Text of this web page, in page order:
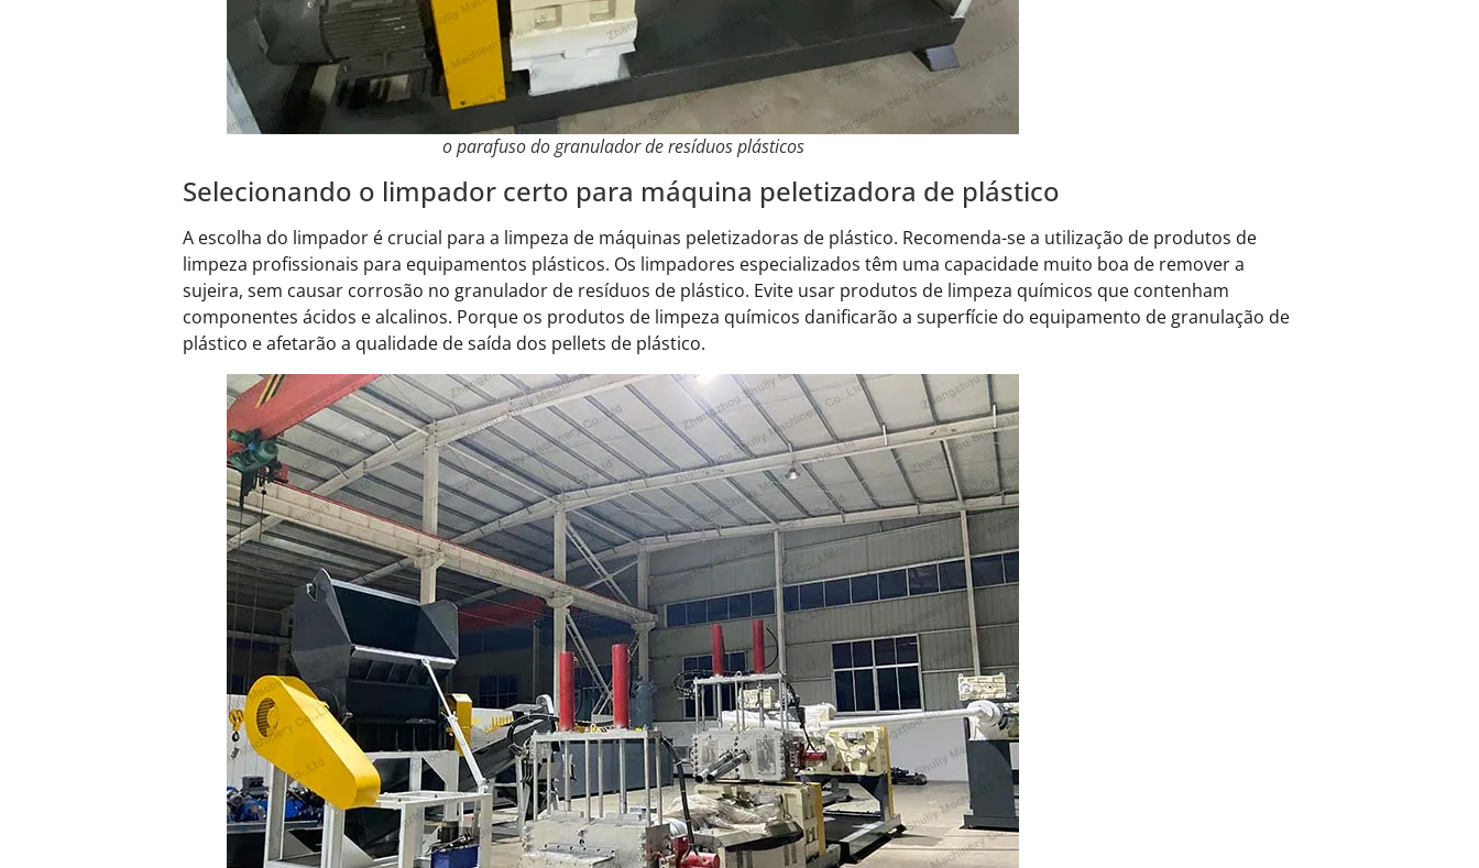
o parafuso do granulador de resíduos plásticos
Selecionando o limpador certo para máquina peletizadora de plástico
A escolha do limpador é crucial para a limpeza de máquinas peletizadoras de plástico. Recomenda-se a utilização de produtos de
limpeza profissionais para equipamentos plásticos. Os limpadores especializados têm uma capacidade muito boa de remover a
sujeira, sem causar corrosão no granulador de resíduos de plástico. Evite usar produtos de limpeza químicos que contenham
componentes ácidos e alcalinos. Porque os produtos de limpeza químicos danificarão a superfície do equipamento de granulação de
plástico e afetarão a qualidade de saída dos pellets de plástico.